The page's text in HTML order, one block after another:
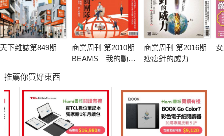
天下雜誌第849期
商業周刊 第2010期
BEAMS 我的動物
商業周刊 第2016期
瘦瘦針的威力
推薦你買好東西